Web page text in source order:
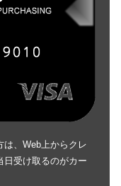
、Web上からクレ
日受け取るのがカー